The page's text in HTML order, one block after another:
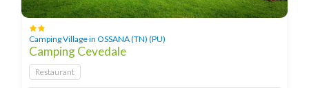
Camping Village in OSSANA (TN) (PU)
Camping Cevedale
Restaurant